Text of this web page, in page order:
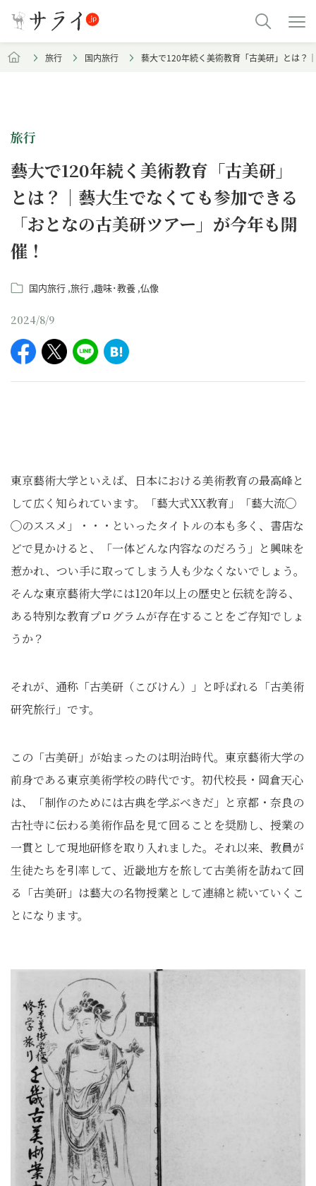
旅行 国内旅行 藝大で120年続く美術教育「古美研」とは？
旅行
藝大で120年続く美術教育「古美研」
とは？｜藝大生でなくても参加できる
「おとなの古美研ツアー」が今年も開
催！
国内旅行 旅行 趣味･教養 仏像
2024/8/9
東京藝術大学といえば、日本における美術教育の最高峰と
して広く知られています。「藝大式XX教育」「藝大流◯
◯のススメ」・・・といったタイトルの本も多く、書店な
どで見かけると、「一体どんな内容なのだろう」と興味を
惹かれ、つい手に取ってしまう人も少なくないでしょう。
そんな東京藝術大学には120年以上の歴史と伝統を誇る、
ある特別な教育プログラムが存在することをご存知でしょ
うか？
それが、通称「古美研（こびけん）」と呼ばれる「古美術
研究旅行」です。
この「古美研」が始まったのは明治時代。東京藝術大学の
前身である東京美術学校の時代です。初代校長・岡倉天心
は、「制作のためには古典を学ぶべきだ」と京都・奈良の
古社寺に伝わる美術作品を見て回ることを奨励し、授業の
一貫として現地研修を取り入れました。それ以来、教員が
生徒たちを引率して、近畿地方を旅して古美術を訪ねて回
る「古美研」は藝大の名物授業として連綿と続いていくこ
とになります。